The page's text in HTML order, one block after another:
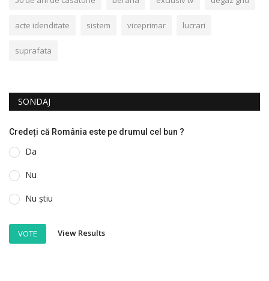
acte idenditate sistem viceprimar lucrari
suprafata
SONDAJ
Credeți că România este pe drumul cel bun ?
Da
Nu
Nu știu
VOTE View Results